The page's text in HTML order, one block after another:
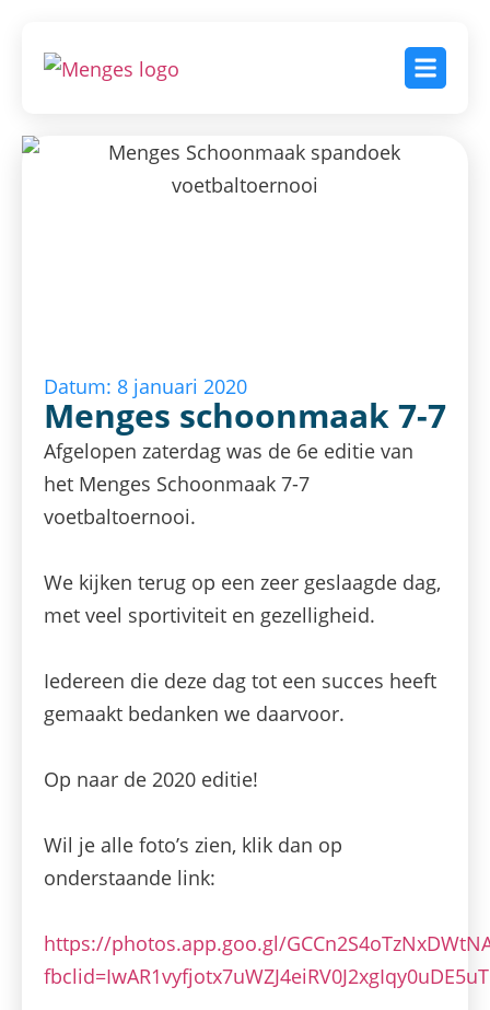
Datum: 8 januari 2020
Menges schoonmaak 7-7
Afgelopen zaterdag was de 6e editie van
het Menges Schoonmaak 7-7
voetbaltoernooi.
We kijken terug op een zeer geslaagde dag,
met veel sportiviteit en gezelligheid.
Iedereen die deze dag tot een succes heeft
gemaakt bedanken we daarvoor.
Op naar de 2020 editie!
Wil je alle foto’s zien, klik dan op
onderstaande link:
https://photos.app.goo.gl/